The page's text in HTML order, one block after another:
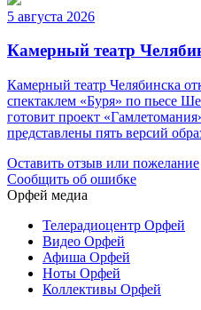
5 августа 2026
Камерный театр
Камерный театр Челябинска
спектаклем «Буря» по пьесе
готовит проект
представлены пять версий
Оставить отзыв или пожелание
Сообщить об ошибке
Орфей медиа
Телерадиоцентр Орфей
Видео Орфей
Афиша Орфей
Ноты Орфей
Коллективы Орфей